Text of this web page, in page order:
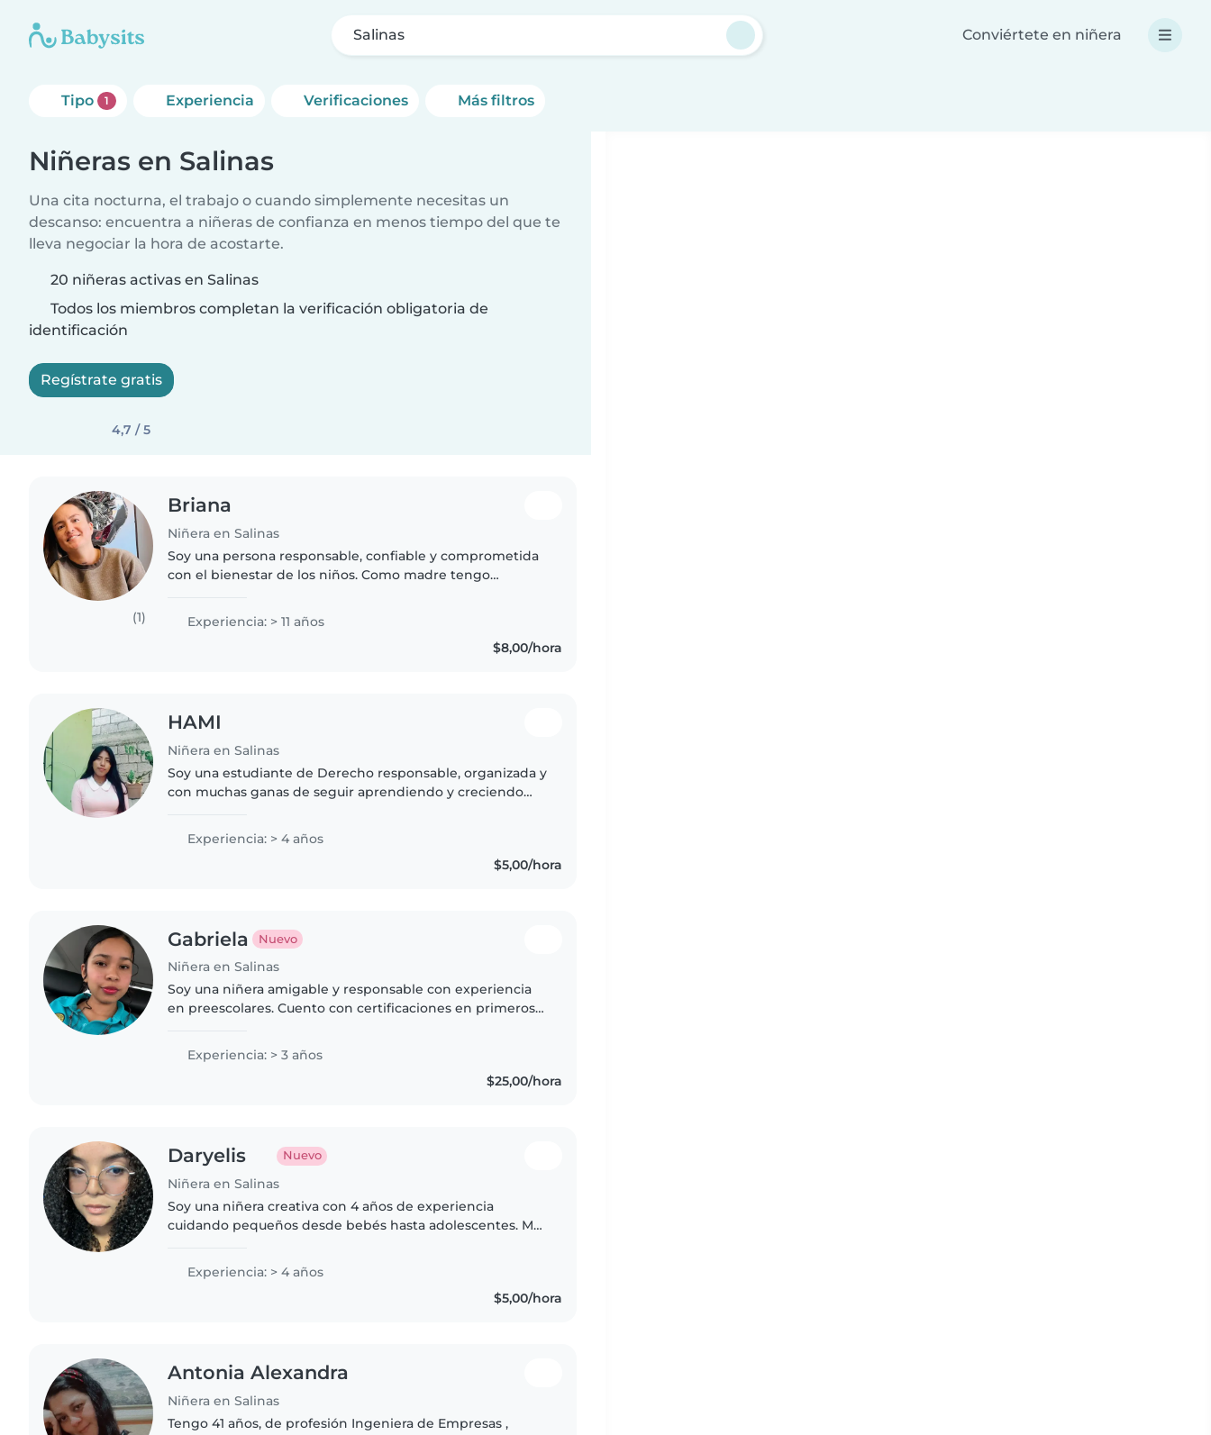
Salinas Conviértete en niñera
Tipo 1 Experiencia Verificaciones Más filtros
Niñeras en Salinas
Una cita nocturna, el trabajo o cuando simplemente necesitas un
descanso: encuentra a niñeras de confianza en menos tiempo del que te
lleva negociar la hora de acostarte.
20 niñeras activas en Salinas
Todos los miembros completan la verificación obligatoria de
identificación
Regístrate gratis
4,7 / 5
(1)
Briana
Niñera en Salinas
Soy una persona responsable, confiable y comprometida
con el bienestar de los niños. Como madre tengo
importancia de brindar un ambiente..
Experiencia: > 11 años
$8,00/hora
HAMI
Niñera en Salinas
Soy una estudiante de Derecho responsable, organizada y
con muchas ganas de seguir aprendiendo y creciendo
Experiencia: > 4 años
$5,00/hora
Gabriela Nuevo
Niñera en Salinas
Soy una niñera amigable y responsable con experiencia
en preescolares. Cuento con certificaciones en primeros
juegos con los..
Experiencia: > 3 años
$25,00/hora
Daryelis Nuevo
Niñera en Salinas
Soy una niñera creativa con 4 años de experiencia
cuidando pequeños desde bebés hasta adolescentes. Me
juegos. Domino lengua..
Experiencia: > 4 años
$5,00/hora
Antonia Alexandra
Niñera en Salinas
Tengo 41 años, de profesión Ingeniera de Empresas ,